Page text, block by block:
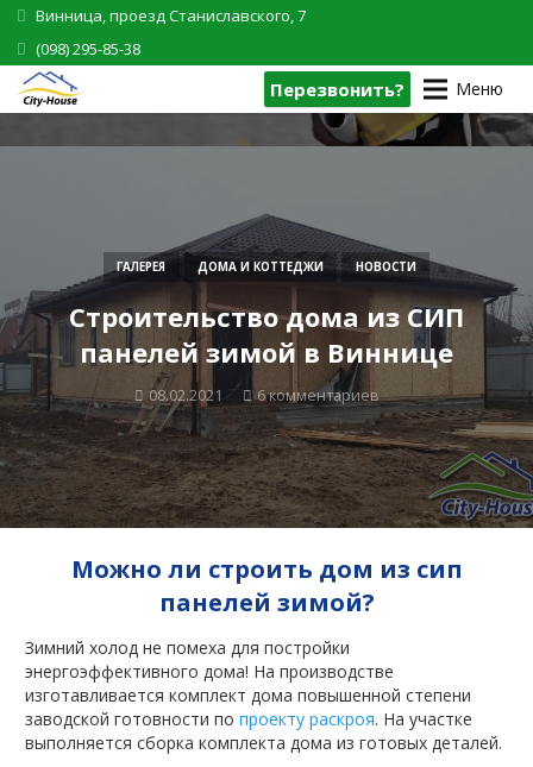
Винница, проезд Станиславского, 7
(098) 295-85-38
Перезвонить? Меню
Строительство дома из СИП
панелей зимой в Виннице
08.02.2021
ГАЛЕРЕЯ ДОМА И КОТТЕДЖИ НОВОСТИ
6комментариев
Можно ли строить дом из сип
панелей зимой?
Зимний холод не помеха для постройки
энергоэффективного дома! На производстве
изготавливается комплект дома повышенной степени
заводской готовности по проекту раскроя. На участке
выполняется сборка комплекта дома из готовых деталей.